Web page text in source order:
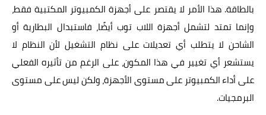
بالطاقة. هذا الأمر لا يقتصر على أجهزة الكمبيوتر المكتبية فقط،
وإنما تمتد لتشمل أجهزة اللاب توب أيضًا، فاستبدال البطارية أو
الشاحن لا يتطلب أي تعديلات على نظام التشغيل لأن النظام لا
يستشعر أي تغيير في هذا المكون، على الرغم من تأثيره الفعلي
على أداء الكمبيوتر على مستوى الأجهزة، ولكن ليس على مستوى
البرمجيات.